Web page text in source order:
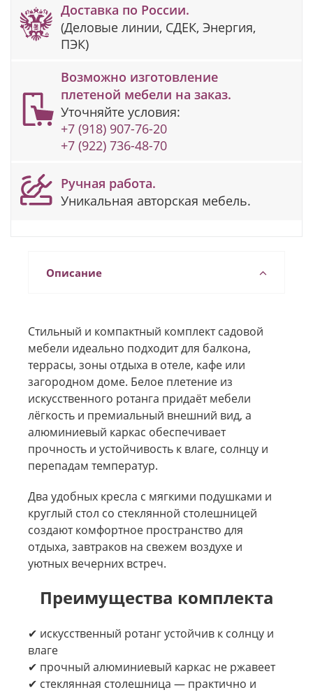
Доставка по России.
(Деловые линии, СДЕК, Энергия,
ПЭК)
Возможно изготовление
плетеной мебели на заказ.
Уточняйте условия:
+7 (918) 907-76-20
+7 (922) 736-48-70
Ручная работа.
Уникальная авторская мебель.
Описание
Стильный и компактный комплект садовой
мебели идеально подходит для балкона,
террасы, зоны отдыха в отеле, кафе или
загородном доме. Белое плетение из
искусственного ротанга придаёт мебели
лёгкость и премиальный внешний вид, а
алюминиевый каркас обеспечивает
прочность и устойчивость к влаге, солнцу и
перепадам температур.
Два удобных кресла с мягкими подушками и
круглый стол со стеклянной столешницей
создают комфортное пространство для
отдыха, завтраков на свежем воздухе и
уютных вечерних встреч.
Преимущества комплекта
✔ искусственный ротанг устойчив к солнцу и
влаге
✔ прочный алюминиевый каркас не ржавеет
✔ стеклянная столешница — практично и